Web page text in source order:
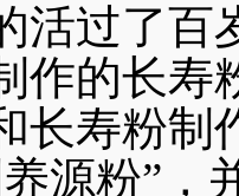
活过了百
作的长寿
长寿粉制
源粉”，